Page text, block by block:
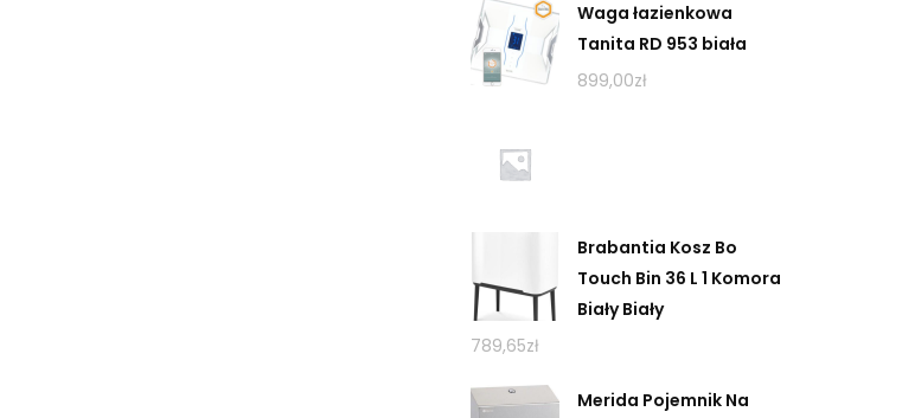
Waga łazienkowa
Tanita RD 953 biała
899,00zł
Brabantia Kosz Bo
Touch Bin 36 L 1 Komora
Biały Biały
789,65zł
Merida Pojemnik Na